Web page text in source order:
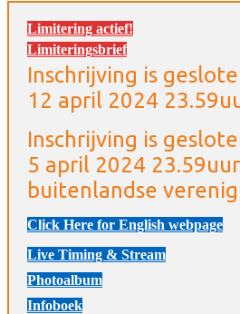
Limitering actief!
Limiteringsbrief
Inschrijving is
12 april 2024
Inschrijving is
5 april 2024
buitenlandse
Click Here for English webpage
Live Timing & Stream
Photoalbum
Infoboek